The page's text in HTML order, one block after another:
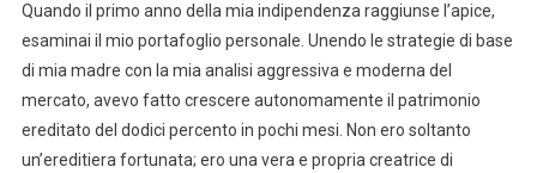
Quando il primo anno della mia indipendenza raggiunse l’apice,
esaminai il mio portafoglio personale. Unendo le strategie di base
di mia madre con la mia analisi aggressiva e moderna del
mercato, avevo fatto crescere autonomamente il patrimonio
ereditato del dodici percento in pochi mesi. Non ero soltanto
un’ereditiera fortunata; ero una vera e propria creatrice di